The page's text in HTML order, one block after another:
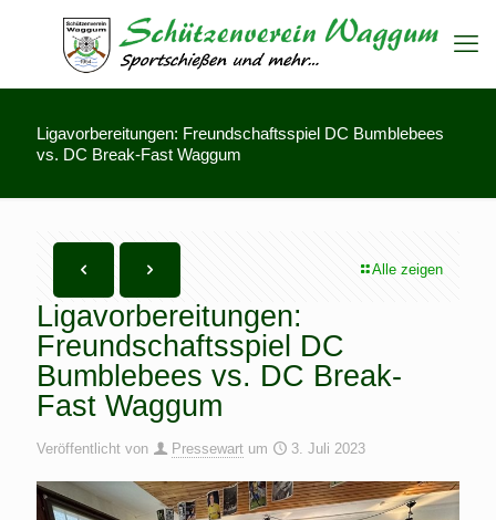
Ligavorbereitungen: Freundschaftsspiel DC Bumblebees
vs. DC Break-Fast Waggum
Alle zeigen
Ligavorbereitungen:
Freundschaftsspiel DC
Bumblebees vs. DC Break-
Fast Waggum
Veröffentlicht von Pressewart um 3. Juli 2023